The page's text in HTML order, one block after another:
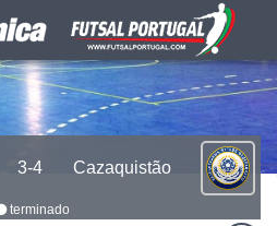
3-4 Cazaquistão
terminado